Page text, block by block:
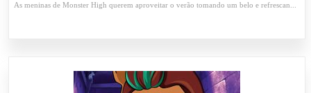
As meninas de Monster High querem aproveitar o verão tomando um belo e refrescan...